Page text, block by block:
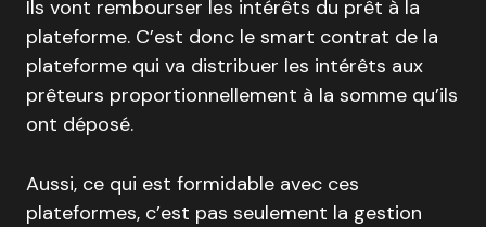
Ils vont rembourser les intérêts du prêt à la
plateforme. C’est donc le smart contrat de la
plateforme qui va distribuer les intérêts aux
prêteurs proportionnellement à la somme qu’ils
ont déposé.
Aussi, ce qui est formidable avec ces
plateformes, c’est pas seulement la gestion